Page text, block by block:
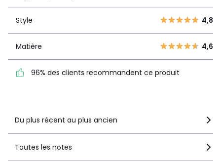
1 1
2
3 1
recommandent ce produit
Style 4,8
Matière 4,6
96% des clients recommandent ce produit
Du plus récent au plus ancien
Toutes les notes